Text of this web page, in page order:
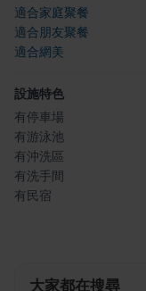
適合家庭聚餐
適合朋友聚餐
適合網美
設施特色
有停車場
有游泳池
有沖洗區
有洗手間
有民宿
大家都在搜尋